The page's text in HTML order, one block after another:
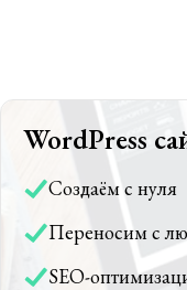
WordPress
Создаём с нуля
Переносим с
SEO-